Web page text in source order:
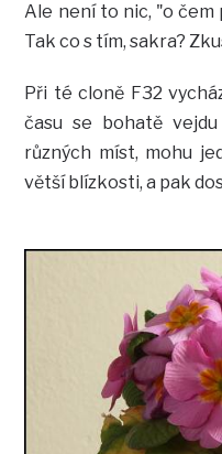
Ale není to nic, "o čem
Tak co s tím, sakra?
Při té cloně F32
času se bohatě
různých míst, mohu
větší blízkosti, a pak